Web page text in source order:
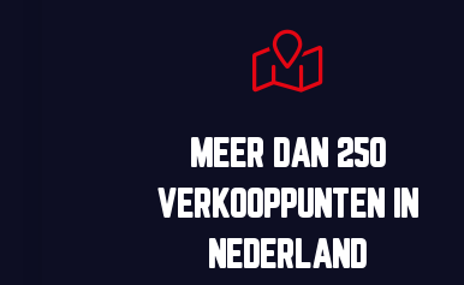
MEER DAN 250
VERKOOPPUNTEN IN
NEDERLAND